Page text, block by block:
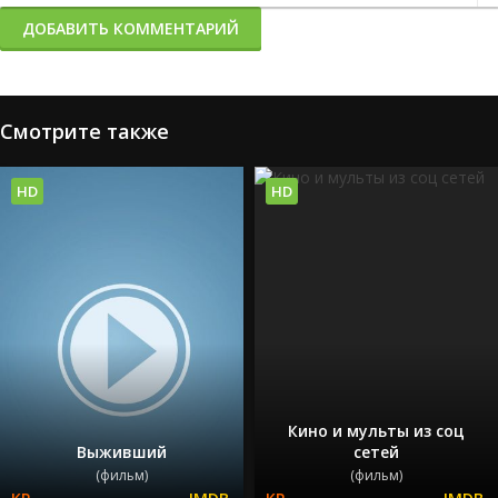
ДОБАВИТЬ КОММЕНТАРИЙ
Смотрите также
Выживший
(фильм)
HD
Кино и мульты из соц
сетей
(фильм)
HD